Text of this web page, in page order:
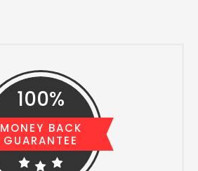
100%
MONEY BACK
GUARANTEE